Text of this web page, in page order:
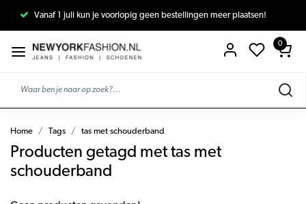
Vanaf 1 juli kun je voorlopig geen bestellingen meer plaatsen!
0
Home Tags tas met schouderband
Producten getagd met tas met
schouderband